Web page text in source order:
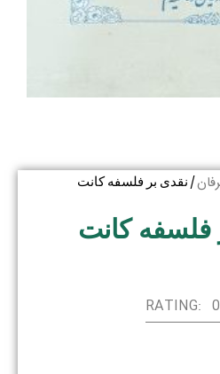
/ نقدی بر فلسفه کانت
فلسفه کانت
RATING: 0